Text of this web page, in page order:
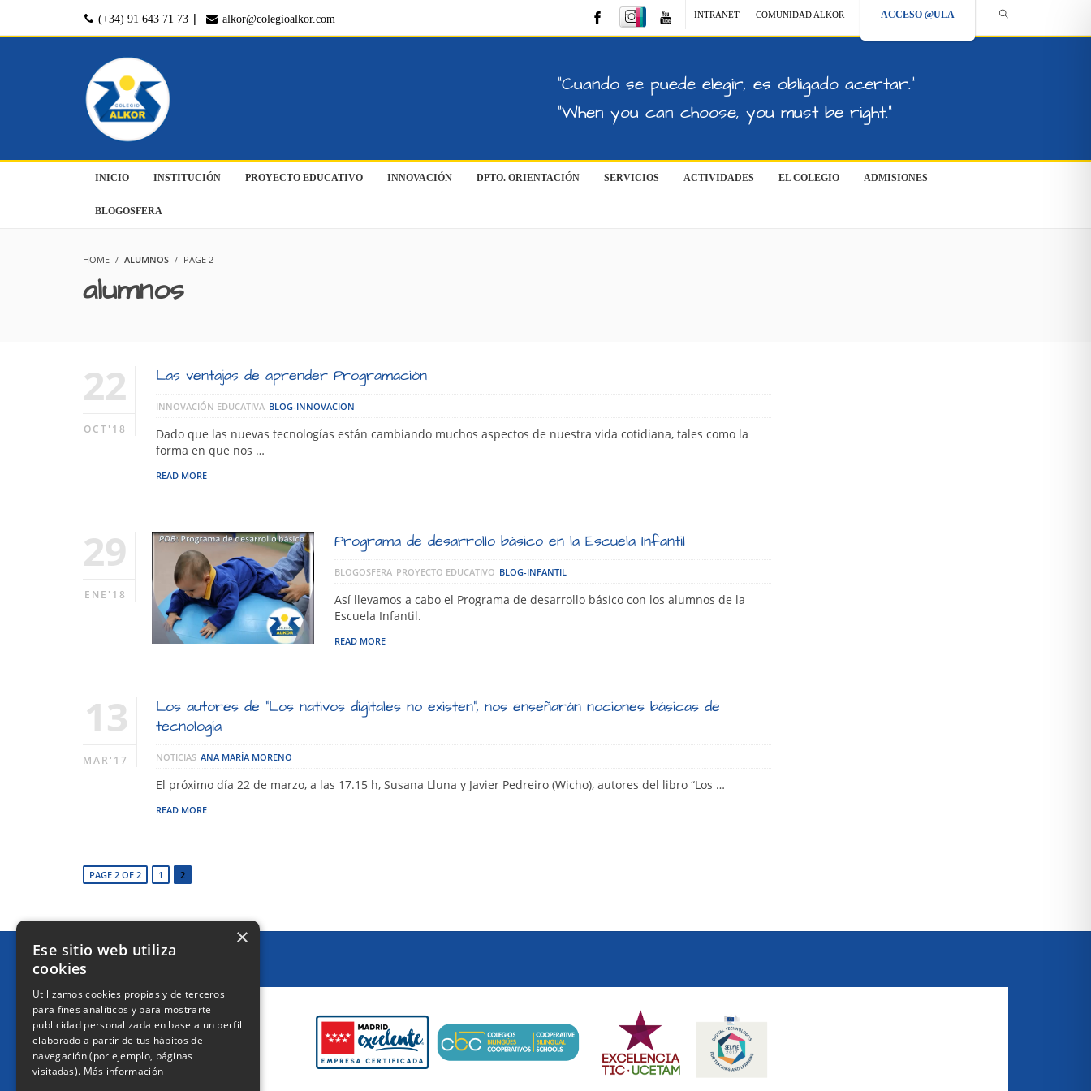
(+34) 91 643 71 73 | alkor@colegioalkor.com INTRANET COMUNIDAD ALKOR ACCESO @ULA
"Cuando se puede elegir, es obligado acertar."
"When you can choose, you must be right."
INICIO INSTITUCIÓN PROYECTO EDUCATIVO INNOVACIÓN DPTO. ORIENTACIÓN SERVICIOS ACTIVIDADES EL COLEGIO ADMISIONES
BLOGOSFERA
HOME ALUMNOS PAGE 2
alumnos
22
OCT'18
Las ventajas de aprender Programación
INNOVACIÓN EDUCATIVA BLOG-INNOVACION
Dado que las nuevas tecnologías están cambiando muchos aspectos de nuestra vida cotidiana, tales como la
forma en que nos …
READ MORE
29
ENE'18
Programa de desarrollo básico en la Escuela Infantil
BLOGOSFERA PROYECTO EDUCATIVO BLOG-INFANTIL
Así llevamos a cabo el Programa de desarrollo básico con los alumnos de la
Escuela Infantil.
READ MORE
13
MAR'17
Los autores de “Los nativos digitales no existen”, nos enseñarán nociones básicas de
tecnología
NOTICIAS ANA MARÍA MORENO
El próximo día 22 de marzo, a las 17.15 h, Susana Lluna y Javier Pedreiro (Wicho), autores del libro “Los …
READ MORE
PAGE 2 OF 2 1 2
CERTIFICACIONES
×
Ese sitio web utiliza
cookies
Utilizamos cookies propias y de terceros
para fines analíticos y para mostrarte
publicidad personalizada en base a un perfil
elaborado a partir de tus hábitos de
navegación (por ejemplo, páginas
visitadas). Más información